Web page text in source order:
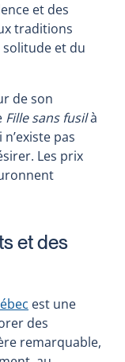
et des
traditions
et du
de son
Fille sans fusilà
pas
Les prix
et des
est une
des
remarquable,